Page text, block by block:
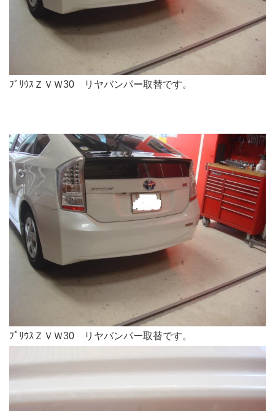
ﾌﾟﾘｳｽＺＶＷ30 リヤバンパー取替です。
ﾌﾟﾘｳｽＺＶＷ30 リヤバンパー取替です。